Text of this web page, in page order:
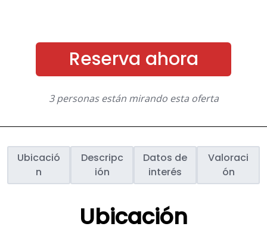
Reserva ahora
3 personas están mirando esta oferta
Ubicació
n
Descripc
ión
Datos de
interés
Valoraci
ón
Ubicación